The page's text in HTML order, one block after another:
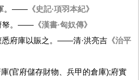
。—— 《史記·項羽本紀》
帑。—— 《漢書·匈奴傳》
悉府庫以賑之。——清·洪亮吉 《治平
(官府儲存財物、兵甲的倉庫);府實